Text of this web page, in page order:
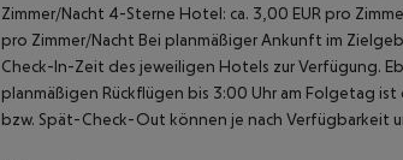
Zimmer/Nacht 4-Sterne Hotel: ca. 3,00 EUR pro
pro Zimmer/Nacht Bei planmäßiger Ankunft im
Check-In-Zeit des jeweiligen Hotels zur Verfügung.
planmäßigen Rückflügen bis 3:00 Uhr am Folgetag
bzw. Spät-Check-Out können je nach Verfügbarkeit